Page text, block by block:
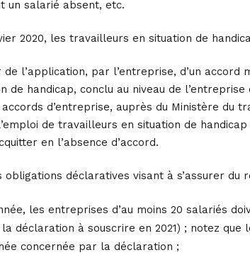
un salarié absent, etc.
2020, les travailleurs en situation de
de l’application, par l’entreprise, d’un
de handicap, conclu au niveau de
d’entreprise, auprès du Ministère du
de travailleurs en situation de
en l’absence d’accord.
déclaratives visant à s’assurer du
les entreprises d’au moins 20 salariés
déclaration à souscrire en 2021) ; notez
concernée par la déclaration ;